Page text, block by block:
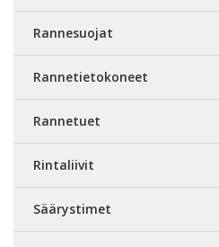
Rannesuojat
Rannetietokoneet
Rannetuet
Rintaliivit
Säärystimet